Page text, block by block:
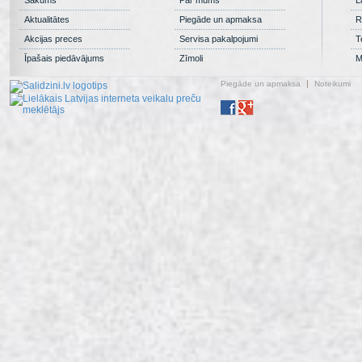
Aktualitātes
Akcijas preces
Īpašais piedāvājums
Piegāde un apmaksa
Servisa pakalpojumi
Zīmoli
Piegāde un apmaksa Noteikumi